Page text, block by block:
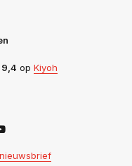
9,4 op Kiyoh